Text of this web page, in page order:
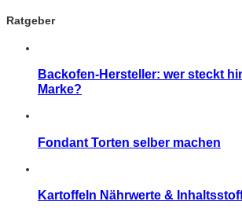
Ratgeber
Backofen-Hersteller: wer steckt
Marke?
Fondant Torten selber machen
Kartoffeln Nährwerte &